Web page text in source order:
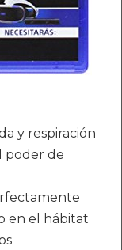
y respiración
poder de
en el hábitat